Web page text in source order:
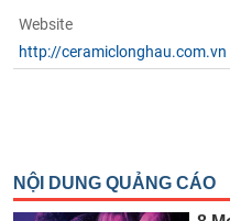
Website
http://ceramiclonghau.com.vn
Thuật
ngữ
(-)
(-)